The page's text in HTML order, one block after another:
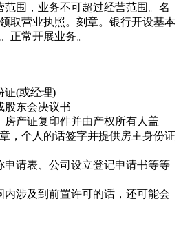
范围，业务不可超过经营范围。名
取营业执照。刻章。银行开设基本
正常开展业务。
证(或经理)
股东会决议书
房产证复印件并由产权所有人盖
，个人的话签字并提供房主身份证
申请表、公司设立登记申请书等等
内涉及到前置许可的话，还可能会